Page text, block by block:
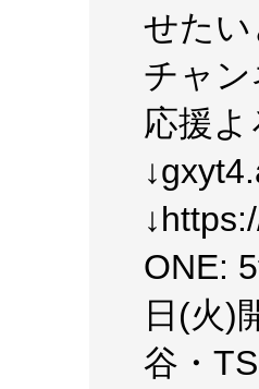
せたい
チャ
応援
ONE:
日(火)
谷・